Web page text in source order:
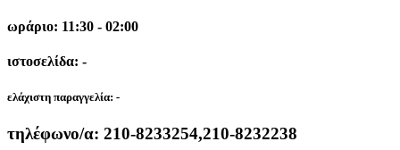
ωράριο: 11:30 - 02:00
ιστοσελίδα: -
ελάχιστη παραγγελία: -
τηλέφωνο/α: 210-8233254,210-8232238